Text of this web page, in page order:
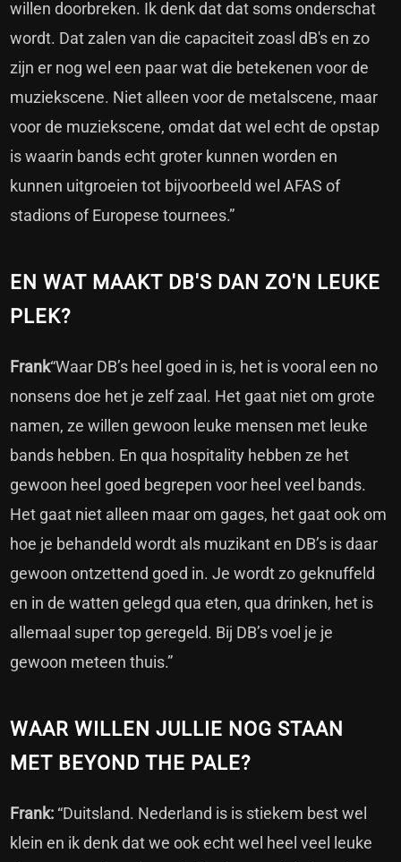
willen doorbreken. Ik denk dat dat soms onderschat
wordt. Dat zalen van die capaciteit zoasl dB's en zo
zijn er nog wel een paar wat die betekenen voor de
muziekscene. Niet alleen voor de metalscene, maar
voor de muziekscene, omdat dat wel echt de opstap
is waarin bands echt groter kunnen worden en
kunnen uitgroeien tot bijvoorbeeld wel AFAS of
stadions of Europese tournees.”
EN WAT MAAKT DB'S DAN ZO'N LEUKE
PLEK?
Frank“Waar DB’s heel goed in is, het is vooral een no
nonsens doe het je zelf zaal. Het gaat niet om grote
namen, ze willen gewoon leuke mensen met leuke
bands hebben. En qua hospitality hebben ze het
gewoon heel goed begrepen voor heel veel bands.
Het gaat niet alleen maar om gages, het gaat ook om
hoe je behandeld wordt als muzikant en DB’s is daar
gewoon ontzettend goed in. Je wordt zo geknuffeld
en in de watten gelegd qua eten, qua drinken, het is
allemaal super top geregeld. Bij DB’s voel je je
gewoon meteen thuis.”
WAAR WILLEN JULLIE NOG STAAN
MET BEYOND THE PALE?
Frank: “Duitsland. Nederland is is stiekem best wel
klein en ik denk dat we ook echt wel heel veel leuke